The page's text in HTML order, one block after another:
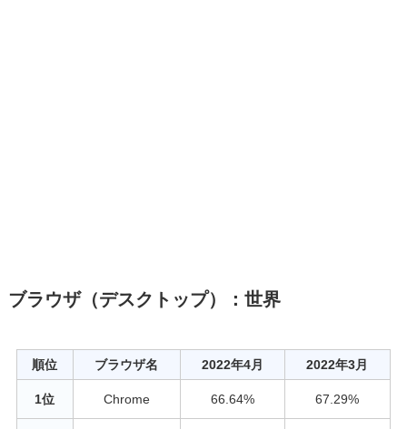
ブラウザ（デスクトップ）：世界
順位 ブラウザ名 2022年4月 2022年3月
1位 Chrome 66.64% 67.29%